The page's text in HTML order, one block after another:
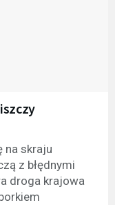
na skraju
z błędnymi
droga krajowa